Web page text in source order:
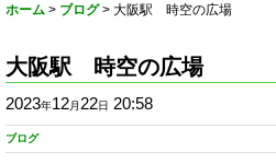
ホーム > ブログ > 大阪駅 時空の広場
大阪駅 時空の広場
2023年12月 22日 20:58
ブログ